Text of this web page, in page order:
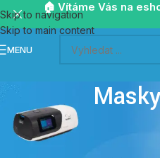
Skip to navigation
Skip to main content
🏠 Vítáme Vás na
MENU
Domů/Masky nosní